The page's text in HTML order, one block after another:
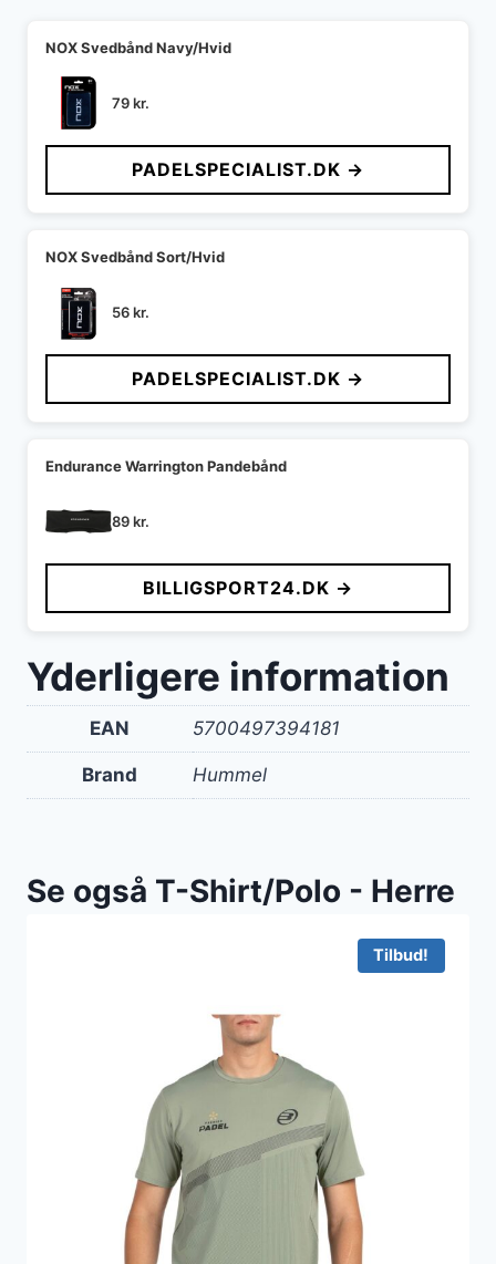
NOX Svedbånd Navy/Hvid
79kr.
PADELSPECIALIST.DK →
NOX Svedbånd Sort/Hvid
56kr.
PADELSPECIALIST.DK →
Endurance Warrington Pandebånd
89kr.
BILLIGSPORT24.DK →
Yderligere information
EAN 5700497394181
Brand Hummel
Se også T-Shirt/Polo - Herre
Tilbud!